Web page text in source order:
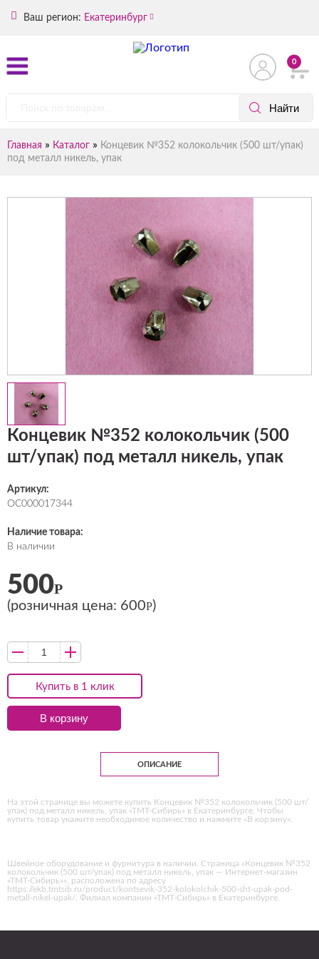
Ваш регион: Екатеринбург
0
Главная » Каталог » Концевик №352 колокольчик (500 шт/упак)
под металл никель, упак
Концевик №352 колокольчик (500
шт/упак) под металл никель, упак
Артикул:
ОС000017344
Наличие товара:
В наличии
Купить в 1 клик
500Р
(розничная цена: 600Р)
В корзину
ОПИСАНИЕ
На этой странице вы можете купить Концевик №352 колокольчик (500 шт/
упак) под металл никель, упак «ТМТ-Сибирь» в Екатеринбурге. Чтобы
купить товар укажите необходимое количество и нажмите «В корзину».
Швейное оборудование и фурнитура в наличии. Страница «Концевик №352
колокольчик (500 шт/упак) под металл никель, упак — Интернет-магазин
«ТМТ-Сибирь»», расположена по адресу
https://ekb.tmtsib.ru/product/kontsevik-352-kolokolchik-500-sht-upak-pod-
metall-nikel-upak/. Филиал компании «ТМТ-Сибирь» в Екатеринбурге.